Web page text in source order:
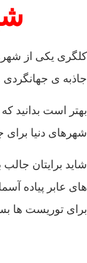
کلگری یکی از
جاذبه ی
بهتر است بدانید
شهرهای دنیا برای
شاید برایتان
های عابر پیاده
برای توریست ها